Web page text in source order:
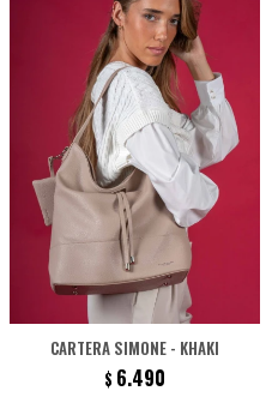
CARTERA SIMONE - KHAKI
$ 6.490